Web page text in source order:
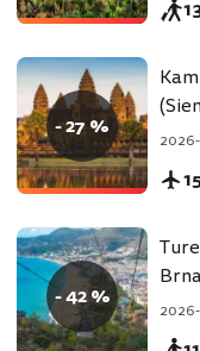
- 27 %
- 42 %